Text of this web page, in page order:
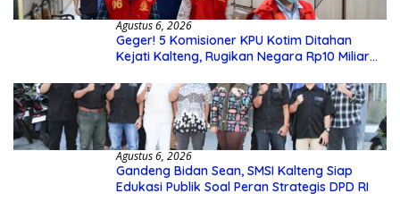
Agustus 6, 2026
Geger! 5 Komisioner KPU Kotim Ditahan
Kejati Kalteng, Rugikan Negara Rp10 Miliar
Agustus 6, 2026
Gandeng Bidan Sean, SMSI Kalteng Siap
Edukasi Publik Soal Peran Strategis DPD RI